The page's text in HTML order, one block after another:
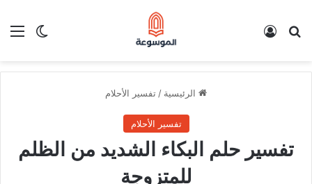
الوضع بحث عن
الرئيسية / تفسير الأحلام
تفسير الأحلام
تفسير حلم البكاء الشديد من الظلم
للمتزوجة